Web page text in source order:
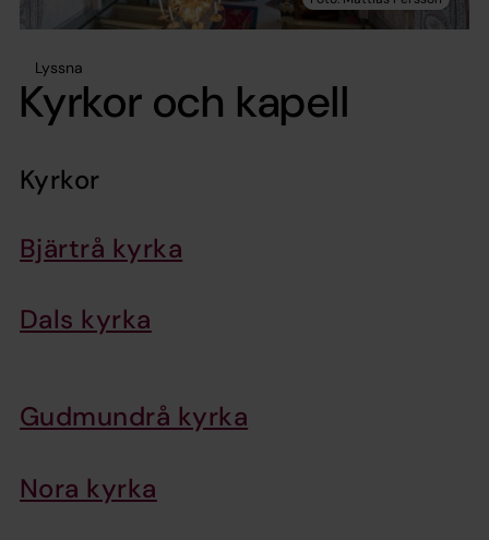
Lyssna
Kyrkor och kapell
Kyrkor
Bjärtrå kyrka
Dals kyrka
Gudmundrå kyrka
Nora kyrka